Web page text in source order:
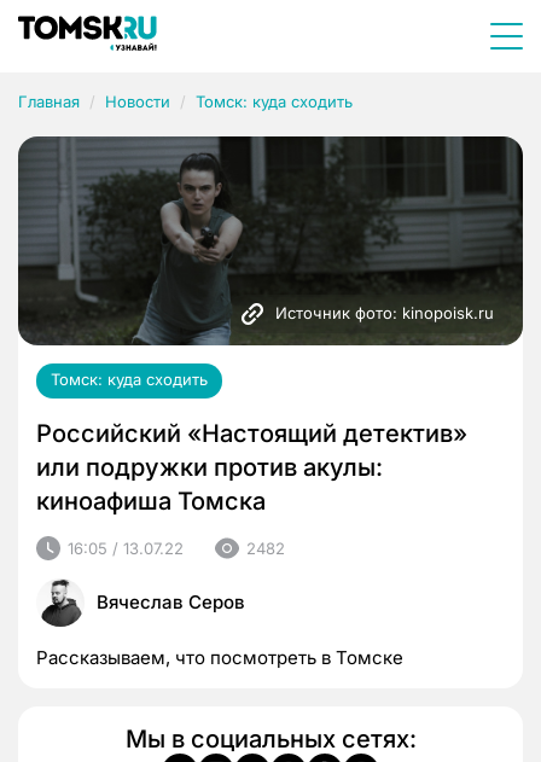
Главная Новости Томск: куда сходить
Источник фото: kinopoisk.ru
Томск: куда сходить
Российский «Настоящий детектив»
или подружки против акулы:
киноафиша Томска
16:05 / 13.07.22 2482
Вячеслав Серов
Рассказываем, что посмотреть в Томске
Мы в социальных сетях: